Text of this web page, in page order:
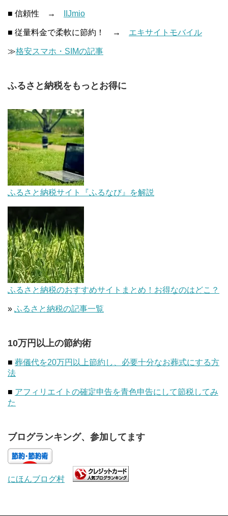
■ 信頼性 → IIJmio
■ 従量料金で柔軟に節約！ → エキサイトモバイル
≫格安スマホ・SIMの記事
ふるさと納税をもっとお得に
ふるさと納税サイト『ふるなび』を解説
ふるさと納税のおすすめサイトまとめ！お得なのはどこ？
» ふるさと納税の記事一覧
10万円以上の節約術
■ 葬儀代を20万円以上節約し、必要十分なお葬式にする方
法
■ アフィリエイトの確定申告を青色申告にして節税してみ
た
ブログランキング、参加してます
にほんブログ村